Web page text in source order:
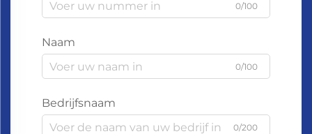
0/100
Naam
0/100
Bedrijfsnaam
0/200